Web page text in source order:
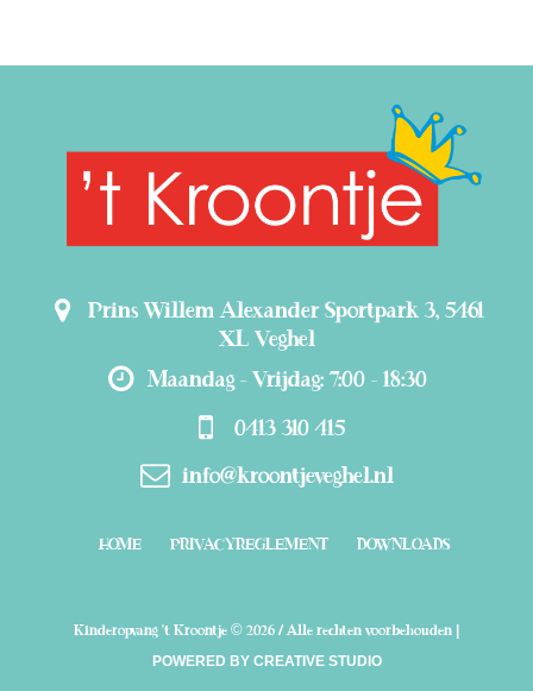
Prins Willem Alexander Sportpark 3, 5461
XL Veghel
Maandag - Vrijdag: 7:00 - 18:30
0413 310 415
info@kroontjeveghel.nl
HOME PRIVACYREGLEMENT DOWNLOADS
Kinderopvang 't Kroontje © 2026 / Alle rechten voorbehouden
POWERED BY CREATIVE STUDIO